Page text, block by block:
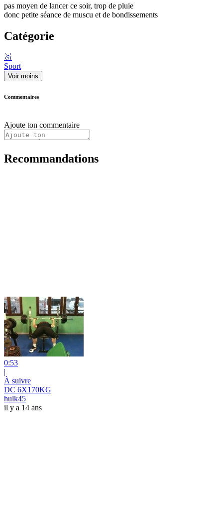
pas moyen de lancer ce soir, trop de pluie
donc petite séance de muscu et de bondissements
Catégorie
🥇
Sport
Voir moins
Commentaires
Ajoute ton commentaire
Recommandations
0:53
|
À suivre
DC 6X170KG
hulk45
il y a 14 ans